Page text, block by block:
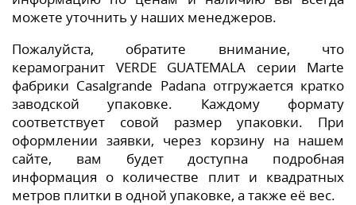
можете уточнить у наших менеджеров.
Пожалуйста, обратите внимание, что
керамогранит VERDE GUATEMALA серии Marte
фабрики Casalgrande Padana отгружается кратко
заводской упаковке. Каждому формату
соответствует совой размер упаковки. При
оформлении заявки, через корзину на нашем
сайте, вам будет доступна подробная
информация о количестве плит и квадратных
метров плитки в одной упаковке, а также её вес.